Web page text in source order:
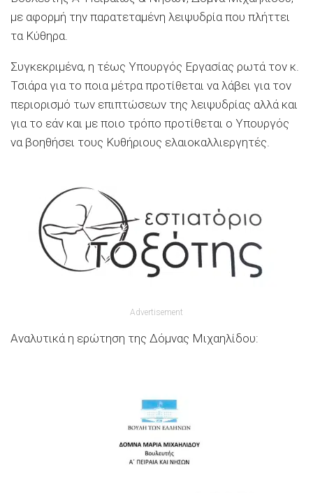
με αφορμή την παρατεταμένη λειψυδρία που πλήττει
τα Κύθηρα.
Συγκεκριμένα, η τέως Υπουργός Εργασίας ρωτά τον κ.
Τσιάρα για το ποια μέτρα προτίθεται να λάβει για τον
περιορισμό των επιπτώσεων της λειψυδρίας αλλά και
για το εάν και με ποιο τρόπο προτίθεται ο Υπουργός
να βοηθήσει τους Κυθήριους ελαιοκαλλιεργητές.
Advertisement
Αναλυτικά η ερώτηση της Δόμνας Μιχαηλίδου: